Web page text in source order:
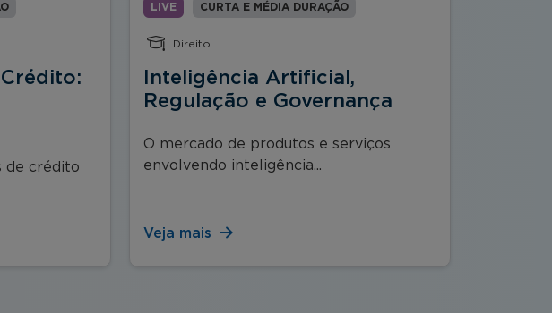
de crédito
LIVE CURTA E MÉDIA DURAÇÃO
Direito
Inteligência Artificial,
Regulação e Governança
O mercado de produtos e serviços
envolvendo inteligência...
Veja mais